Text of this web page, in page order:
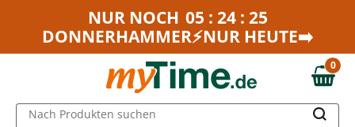
Zum Hauptinhalt springen
Zur Navigation springen
NUR NOCH 05 : 24 : 25
DONNERHAMMER⚡NUR HEUTE➡️
0,00 €
0
Nach Produkten suchen